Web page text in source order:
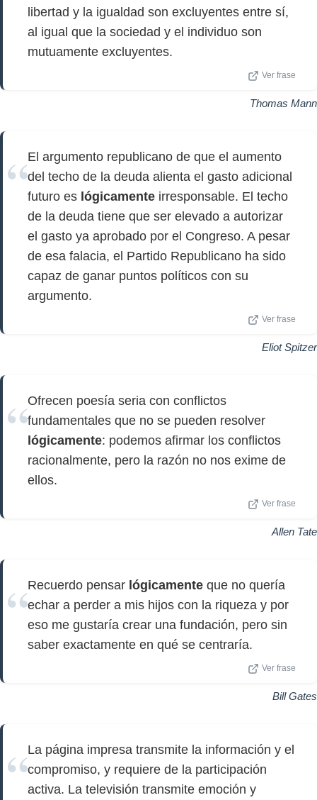
libertad y la igualdad son excluyentes entre sí,
al igual que la sociedad y el individuo son
mutuamente excluyentes.
Ver frase
Thomas Mann
El argumento republicano de que el aumento
del techo de la deuda alienta el gasto adicional
futuro es lógicamente irresponsable. El techo
de la deuda tiene que ser elevado a autorizar
el gasto ya aprobado por el Congreso. A pesar
de esa falacia, el Partido Republicano ha sido
capaz de ganar puntos políticos con su
argumento.
Ver frase
Eliot Spitzer
Ofrecen poesía seria con conflictos
fundamentales que no se pueden resolver
lógicamente: podemos afirmar los conflictos
racionalmente, pero la razón no nos exime de
ellos.
Ver frase
Allen Tate
Recuerdo pensar lógicamente que no quería
echar a perder a mis hijos con la riqueza y por
eso me gustaría crear una fundación, pero sin
saber exactamente en qué se centraría.
Ver frase
Bill Gates
La página impresa transmite la información y el
compromiso, y requiere de la participación
activa. La televisión transmite emoción y